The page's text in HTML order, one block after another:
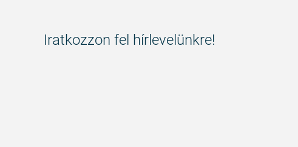
Iratkozzon fel hírlevelünkre!